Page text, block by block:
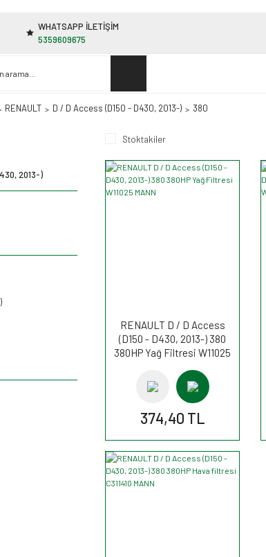
WHATSAPP İLETİŞİM
5359609675
RENAULT D / D Access (D150 - D430, 2013-) 380
2013-)
Stoktakiler
RENAULT D / D Access
(D150 - D430, 2013-) 380
380HP Yağ Filtresi W11025
374,40 TL